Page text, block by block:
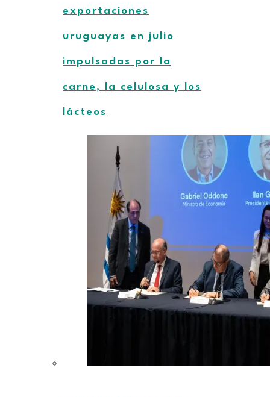
exportaciones
uruguayas en julio
impulsadas por la
carne, la celulosa y los
lácteos